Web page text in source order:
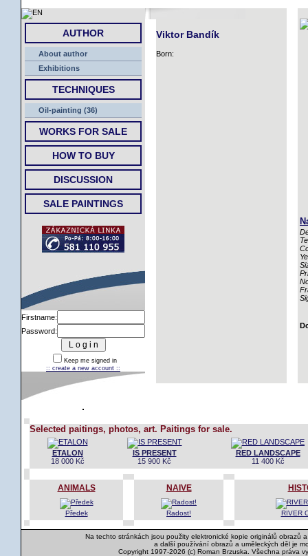
AUTHOR
About author
Exhibitions
TECHNIQUES
Oil-painting (36)
WORKS FOR SALE
HOW TO BUY
DISCUSSION
SALE PAINTINGS
Firstname:
Password:
Keep me signed in
:: create a new account ::
Viktor Bandík
Born:
Selected paitings, photos, art. Paitings for sale.
ETALON
18 000 Kč
IS PRESENT
15 900 Kč
RED LANDSCAPE
11 400 Kč
ANIMALS
Předek
NAIVE
Radost! RIVER
Na techto stránkách jsou použity elektronické kopie originálů obrazů
a další používání obrazů a uměleckých děl je
Copyright 1997-2026 (c) Roman Brzuska. Všechna práva